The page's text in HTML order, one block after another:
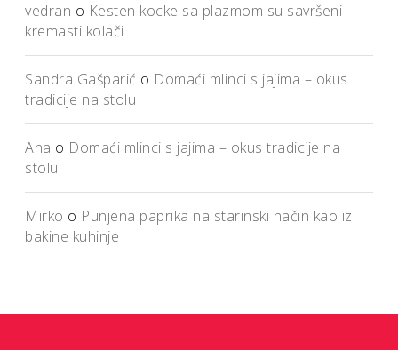
vedran o Kesten kocke sa plazmom su savršeni
kremasti kolači
Sandra Gašparić o Domaći mlinci s jajima – okus
tradicije na stolu
Ana o Domaći mlinci s jajima – okus tradicije na
stolu
Mirko o Punjena paprika na starinski način kao iz
bakine kuhinje